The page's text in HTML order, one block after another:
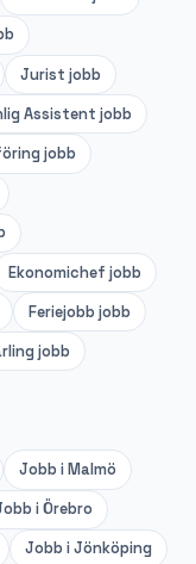
Jurist jobb
Assistent jobb
jobb
Ekonomichef jobb
Feriejobb jobb
jobb
Jobb iMalmö
iÖrebro
Jobb iJönköping